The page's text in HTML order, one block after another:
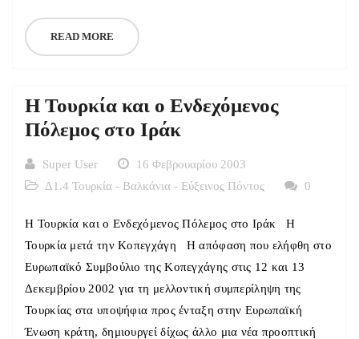
READ MORE
H Toυρκία και ο Ενδεχόμενος
Πόλεμος στο Ιράκ
Super User
16 Φεβρουαρίου 2003
Δ1.4 Τουρκία - Βαλκάνια - Εύξεινος Πόντος
0
H Toυρκία και ο Ενδεχόμενος Πόλεμος στο Ιράκ H
Toυρκία μετά την Κοπεγχάγη Η απόφαση που ελήφθη στο
Ευρωπαϊκό Συμβούλιο της Κοπεγχάγης στις 12 και 13
Δεκεμβρίου 2002 για τη μελλοντική συμπερίληψη της
Τουρκίας στα υποψήφια προς ένταξη στην Ευρωπαϊκή
Ένωση κράτη, δημιουργεί δίχως άλλο μια νέα προοπτική